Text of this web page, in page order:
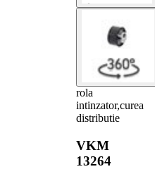
rola
intinzator,curea
distributie
VKM
13264